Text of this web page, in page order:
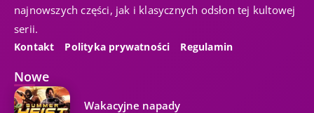
najnowszych części, jak i klasycznych odsłon tej kultowej
serii.
Kontakt Polityka prywatności Regulamin
Nowe
Wakacyjne napady